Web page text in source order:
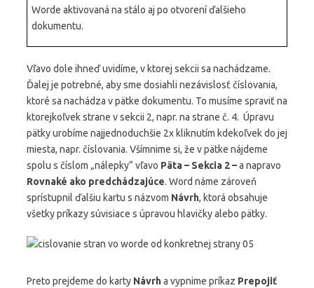
Worde aktivovaná na stálo aj po otvorení ďalšieho
dokumentu.
Vľavo dole ihneď uvidíme, v ktorej sekcii sa nachádzame.
Ďalej je potrebné, aby sme dosiahli nezávislosť číslovania,
ktoré sa nachádza v pätke dokumentu. To musíme spraviť na
ktorejkoľvek strane v sekcii 2, napr. na strane č. 4. Úpravu
pätky urobíme najjednoduchšie 2x kliknutím kdekoľvek do jej
miesta, napr. číslovania. Všímnime si, že v pätke nájdeme
spolu s číslom „nálepky“ vľavo Päta – Sekcia 2 –a napravo
Rovnaké ako predchádzajúce. Word náme zároveň
sprístupnil ďalšiu kartu s názvom Návrh, ktorá obsahuje
všetky príkazy súvisiace s úpravou hlavičky alebo pätky.
Preto prejdeme do karty Návrha vypnime príkaz Prepojiť